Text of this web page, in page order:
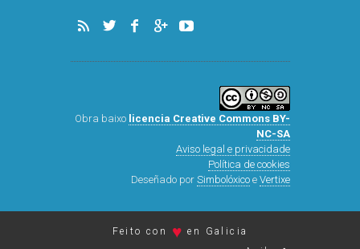
Obra baixo licencia Creative Commons BY-
NC-SA
Aviso legal e privacidade
Política de cookies
Deseñado por Simbolóxicoe Vertixe
Feito con ♥ en Galicia